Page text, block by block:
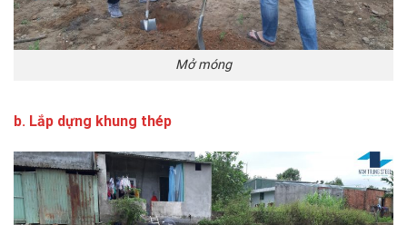
Mở móng
b. Lắp dựng khung thép